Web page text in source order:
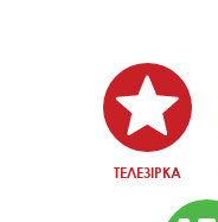
ТЕЛЕЗІРКА